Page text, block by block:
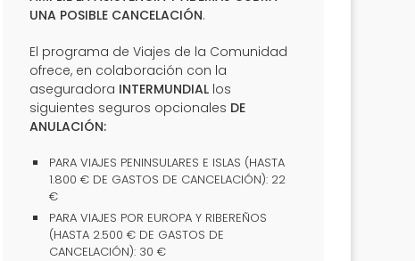
UNA POSIBLE CANCELACIÓN.
El programa de Viajes de la Comunidad
ofrece, en colaboración con la
aseguradora INTERMUNDIAL los
siguientes seguros opcionales DE
ANULACIÓN:
PARA VIAJES PENINSULARES E ISLAS (HASTA
1.800 € DE GASTOS DE CANCELACIÓN): 22
€
PARA VIAJES POR EUROPA Y RIBEREÑOS
(HASTA 2.500 € DE GASTOS DE
CANCELACIÓN): 30 €